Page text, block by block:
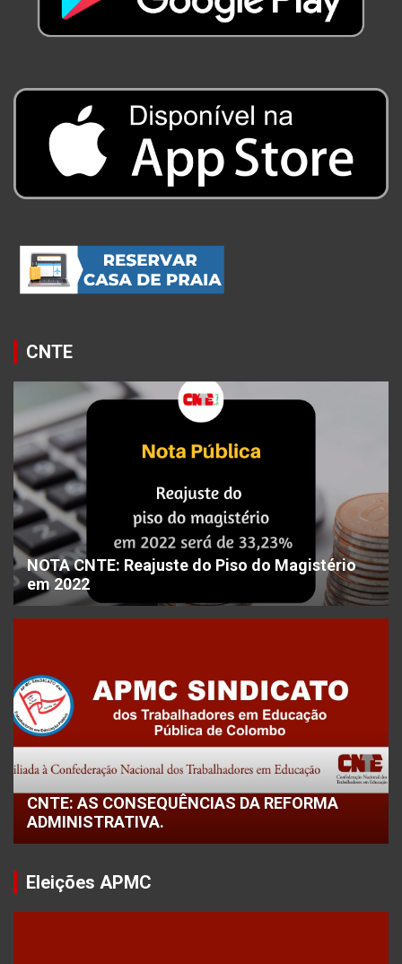
CNTE
NOTA CNTE: Reajuste do Piso do Magistério
em 2022
CNTE: AS CONSEQUÊNCIAS DA REFORMA
ADMINISTRATIVA.
Eleições APMC